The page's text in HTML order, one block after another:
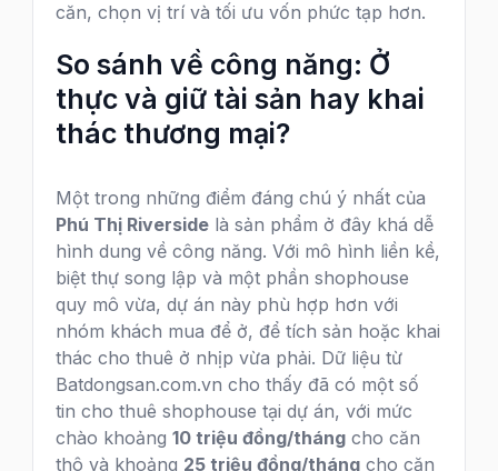
căn, chọn vị trí và tối ưu vốn phức tạp hơn.
So sánh về công năng: Ở
thực và giữ tài sản hay khai
thác thương mại?
Một trong những điểm đáng chú ý nhất của
Phú Thị Riverside là sản phẩm ở đây khá dễ
hình dung về công năng. Với mô hình liền kề,
biệt thự song lập và một phần shophouse
quy mô vừa, dự án này phù hợp hơn với
nhóm khách mua để ở, để tích sản hoặc khai
thác cho thuê ở nhịp vừa phải. Dữ liệu từ
Batdongsan.com.vn cho thấy đã có một số
tin cho thuê shophouse tại dự án, với mức
chào khoảng 10 triệu đồng/tháng cho căn
thô và khoảng 25 triệu đồng/tháng cho căn